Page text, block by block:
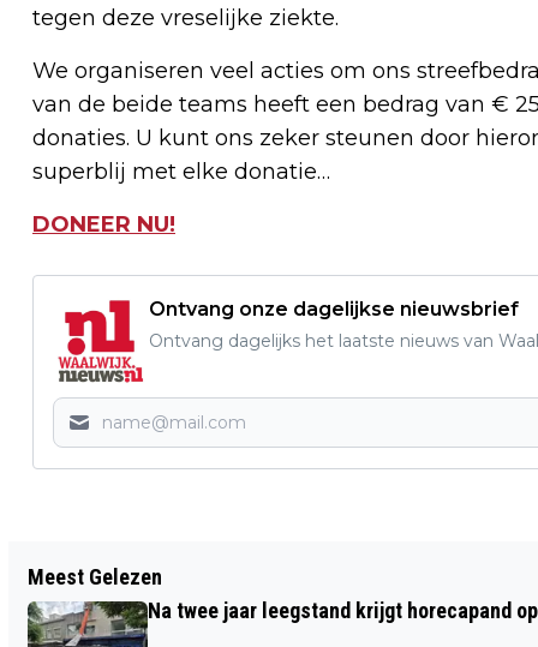
tegen deze vreselijke ziekte.
We organiseren veel acties om ons
van de beide teams heeft een bedrag van €
donaties. U kunt ons zeker steunen door
superblij met elke donatie…
DONEER NU!
Ontvang onze dagelijkse nieuwsbrief
Ontvang dagelijks het laatste nieuws van
THEATER DE LEEST: WIN EEN FORMULE
1-RITJE DOOR WAALWIJK!
Meest Gelezen
Na twee jaar leegstand krijgt horecapand